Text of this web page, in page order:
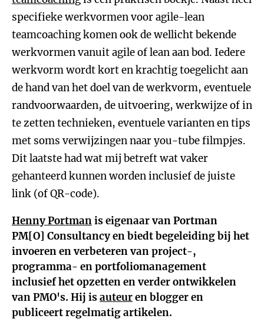
specifieke werkvormen voor agile-lean
teamcoaching komen ook de wellicht bekende
werkvormen vanuit agile of lean aan bod. Iedere
werkvorm wordt kort en krachtig toegelicht aan
de hand van het doel van de werkvorm, eventuele
randvoorwaarden, de uitvoering, werkwijze of in
te zetten technieken, eventuele varianten en tips
met soms verwijzingen naar you-tube filmpjes.
Dit laatste had wat mij betreft wat vaker
gehanteerd kunnen worden inclusief de juiste
link (of QR-code).
Henny Portmanis eigenaar van Portman
PM[O] Consultancy en biedt begeleiding bij het
invoeren en verbeteren van project-,
programma- en portfoliomanagement
inclusief het opzetten en verder ontwikkelen
van PMO's. Hij isauteuren blogger en
publiceert regelmatig artikelen.